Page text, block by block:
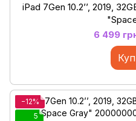
iPad 7Gen 10.2’’, 2019,
6 499
−12%
5